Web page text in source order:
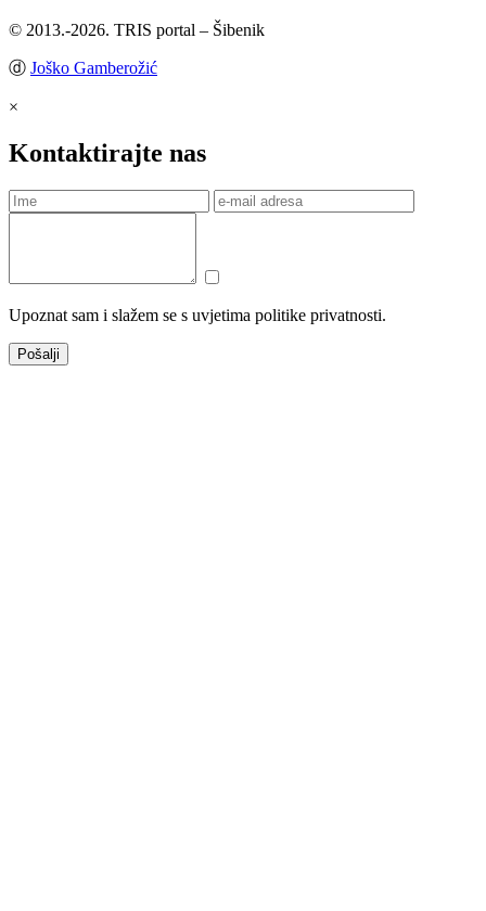
© 2013.-2026. TRIS portal – Šibenik
ⓓ Joško Gamberožić
×
Kontaktirajte nas
Upoznat sam i slažem se s uvjetima politike privatnosti.
Pošalji